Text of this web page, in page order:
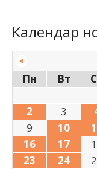
Календар
Пн
Вт
2
3
9
10
16
17
23
24